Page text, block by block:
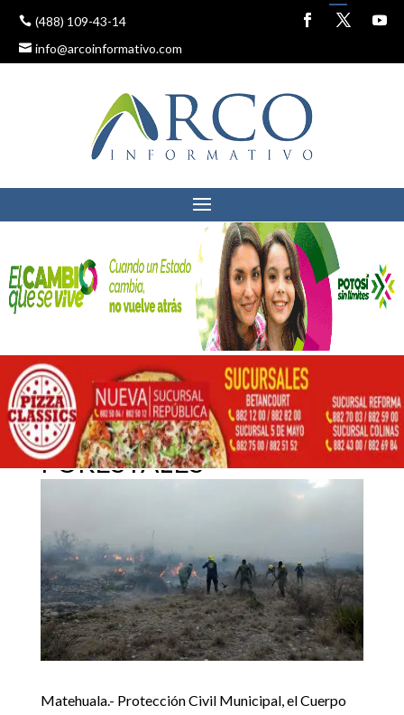
(488) 109-43-14
info@arcoinformativo.com
APATÍA POR PARTE DE COMUNEROS PARA APAGAR
INCENDIOS FORESTALES
APATÍA POR PARTE DE
COMUNEROS PARA
APAGAR INCENDIOS
FORESTALES
Noticias locales
13 mayo, 2019
Matehuala.- Protección Civil Municipal, el Cuerpo